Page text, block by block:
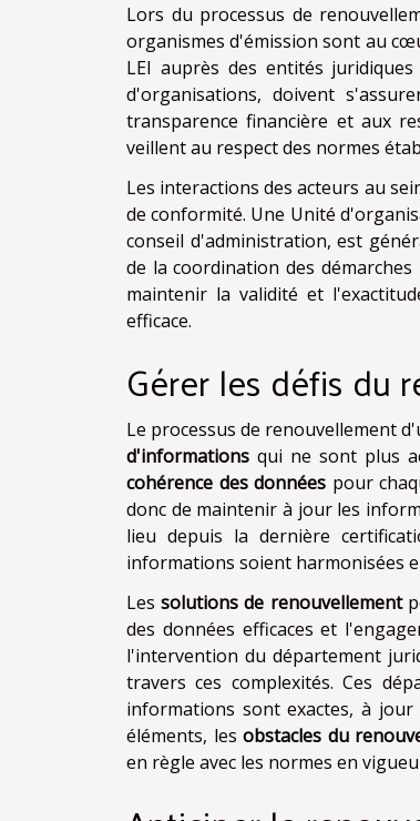
Lors du processus de
organismes d'émission sont au
LEI auprès des entités
d'organisations, doivent
transparence financière et aux
veillent au respect des normes
Les interactions des acteurs au
de conformité. Une Unité
conseil d'administration, est
de la coordination des
maintenir la validité et
efficace.
Gérer les défis du
Le processus de renouvellement
d'informations qui ne sont plus
cohérence des données pour
donc de maintenir à jour les
lieu depuis la dernière
informations soient harmonisées
Lessolutions de renouvellement
des données efficaces et
l'intervention du département
travers ces complexités. Ces
informations sont exactes, à
éléments, lesobstacles du
en règle avec les normes en